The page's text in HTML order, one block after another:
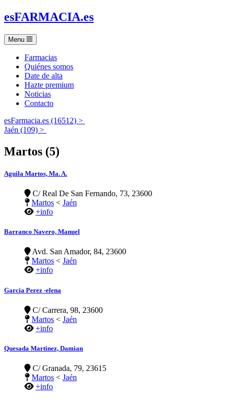
esFARMACIA.es
Menu
Farmacias
Quiénes somos
Date de alta
Hazte premium
Noticias
Contacto
esFarmacia.es (16512) >
Jaén (109) >
Martos (5)
Aguila Martos, Ma. A.
C/ Real De San Fernando, 73, 23600
Martos < Jaén
+info
Barranco Navero, Manuel
Avd. San Amador, 84, 23600
Martos < Jaén
+info
Garcia Perez -elena
C/ Carrera, 98, 23600
Martos < Jaén
+info
Quesada Martinez, Damian
C/ Granada, 79, 23615
Martos < Jaén
+info